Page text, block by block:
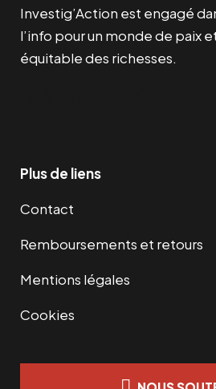
Investig’Action est engagé
l’info pour un monde de paix
équitable des richesses.
Plus de liens
Contact
Remboursements et retours
Mentions légales
Cookies